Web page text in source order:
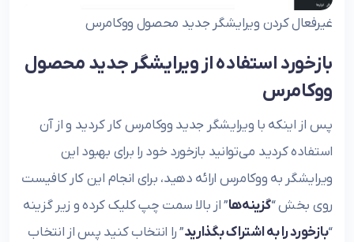
غیرفعال کردن ویرایشگر جدید محصول ووکامرس
بازخورد استفاده از ویرایشگر جدید محصول
ووکامرس
پس از اینکه با ویرایشگر جدید ووکامرس کار کردید و از آن
استفاده کردید می‌توانید بازخورد خود را برای بهبود این
ویرایشگر به ووکامرس ارائه دهید، برای انجام این کار کافیست
روی بخش “گزینه‌ها” از بالا سمت چپ کلیک کرده و زیر گزینه
“بازخورد را به اشتراک بگذارید” را انتخاب کنید پس از انتخاب